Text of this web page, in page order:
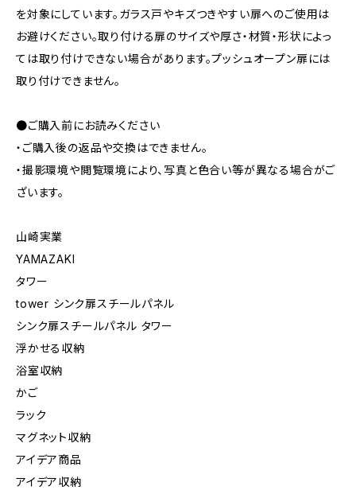
を対象にしています。ガラス戸やキズつきやすい扉へのご使用は
お避けください。取り付ける扉のサイズや厚さ・材質・形状によっ
ては取り付けできない場合があります。プッシュオープン扉には
取り付けできません。
●ご購入前にお読みください
・ご購入後の返品や交換はできません。
・撮影環境や閲覧環境により、写真と色合い等が異なる場合がご
ざいます。
山崎実業
YAMAZAKI
タワー
tower シンク扉スチールパネル
シンク扉スチールパネル タワー
浮かせる収納
浴室収納
かご
ラック
マグネット収納
アイデア商品
アイデア収納